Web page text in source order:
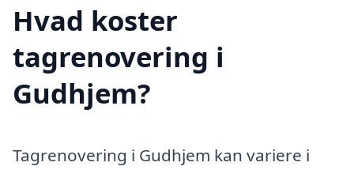
Hvad koster
tagrenovering i
Gudhjem?
Tagrenovering i Gudhjem kan variere i